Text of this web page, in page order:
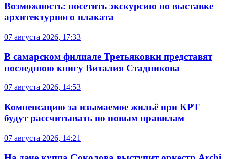
Возможность: посетить экскурсию по выставке
архитектурного плаката
07 августа 2026, 17:33
В самарском филиале Третьяковки представят
последнюю книгу Виталия Стадникова
07 августа 2026, 14:53
Компенсацию за изымаемое жильё при КРТ
будут рассчитывать по новым правилам
07 августа 2026, 14:21